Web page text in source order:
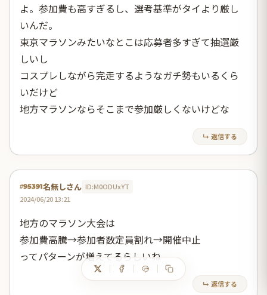
よ。参加費も高すぎるし、選考基準がタイより厳し
いんだ。
東京マラソンみたいなとこは応募者多すぎて抽選厳
しいし
コスプレしながら完走するようなガチ勢もいるくら
いだけど
地方マラソンならそこまで参加厳しくないけどな
↳ 返信する
#95391名無しさん ID:M0ODUxYT
2024/06/20 13:21
地方のマラソン大会は
参加費高騰→参加者数定員割れ→開催中止
ってパターンが増えてるらしいね
↳ 返信する